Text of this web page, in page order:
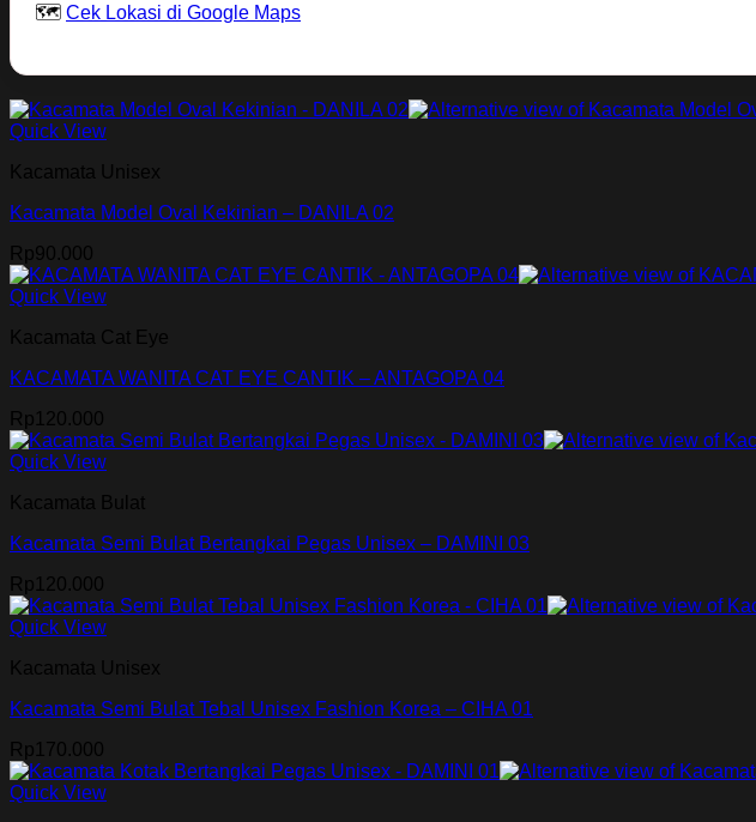
🗺️ Cek Lokasi di Google Maps
Quick View
Kacamata Unisex
Kacamata Model Oval Kekinian – DANILA 02
Rp90.000
Quick View
Kacamata Cat Eye
KACAMATA WANITA CAT EYE CANTIK – ANTAGOPA 04
Rp 120.000
Quick View
Kacamata Bulat
Kacamata Semi Bulat Bertangkai Pegas Unisex – DAMINI 03
Rp 120.000
Quick View
Kacamata Unisex
Kacamata Semi Bulat Tebal Unisex Fashion Korea – CIHA 01
Rp 170.000
Quick View